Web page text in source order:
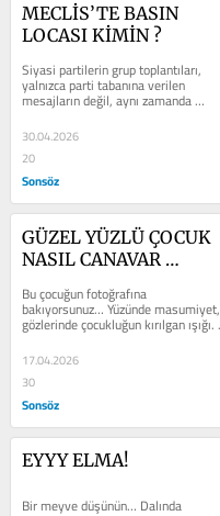
MECLİS’TE BASIN
LOCASI KİMİN ?
Siyasi partilerin grup toplantıları,
yalnızca parti tabanına verilen
mesajların değil, aynı zamanda
kamuoyuna yöneltilen politik
söylemlerin...
30.04.2026
20
Sonsöz
GÜZEL YÜZLÜ ÇOCUK
NASIL CANAVAR
Bu çocuğun fotoğrafına
bakıyorsunuz… Yüzünde masumiyet,
gözlerinde çocukluğun kırılgan ışığı.
Ve sonra aynı çocuğun, babasına...
17.04.2026
30
Sonsöz
EYYY ELMA!
Bir meyve düşünün… Dalında